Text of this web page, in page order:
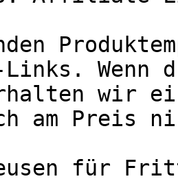
Wenn
wir
am Preis
für